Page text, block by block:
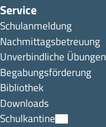
Service
Schulanmeldung
Nachmittagsbetreuung
Unverbindliche Übungen
Begabungsförderung
Bibliothek
Downloads
Schulkantine